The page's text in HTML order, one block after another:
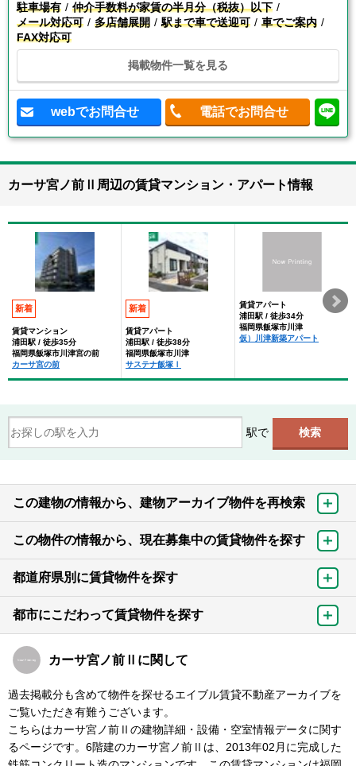
駐車場有
仲介手数料が家賃の半月分（税抜）以下
メール対応可
多店舗展開 駅まで車で送迎可
車でご案内
FAX対応可
掲載物件一覧を見る
webでお問合せ 電話でお問合せ
カーサ宮ノ前Ⅱ周辺の賃貸マンション・アパート情報
新着
賃貸マンション
浦田駅 / 徒歩35分
福岡県飯塚市川津宮の前
カーサ宮の前
新着
賃貸アパート
浦田駅 / 徒歩38分
福岡県飯塚市川津
サステナ飯塚Ⅰ
賃貸アパート
浦田駅 / 徒歩34分
福岡県飯塚市川津
仮）川津新築アパート
駅で
この建物の情報から、建物アーカイブ物件を再検索
この物件の情報から、現在募集中の賃貸物件を探す
都道府県別に賃貸物件を探す
都市にこだわって賃貸物件を探す
カーサ宮ノ前Ⅱに関して
過去掲載分も含めて物件を探せるエイブル賃貸不動産アーカイブを
ご覧いただき有難うございます。
こちらはカーサ宮ノ前Ⅱの建物詳細・設備・空室情報データに関す
るページです。6階建のカーサ宮ノ前Ⅱは、2013年02月に完成した